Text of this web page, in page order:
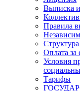
Выписка
Правила
Оплата за
Условия
Тарифы